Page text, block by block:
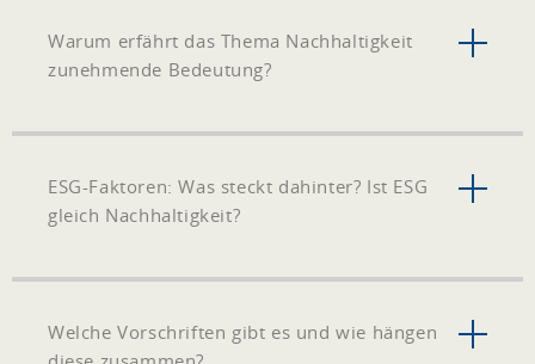
Warum erfährt das Thema Nachhaltigkeit
zunehmende Bedeutung?
ESG-Faktoren: Was steckt dahinter? Ist ESG
gleich Nachhaltigkeit?
Welche Vorschriften gibt es und wie hängen